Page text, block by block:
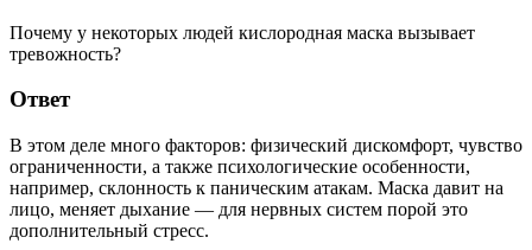
Почему у некоторых людей кислородная маска вызывает
тревожность?
Ответ
В этом деле много факторов: физический дискомфорт, чувство
ограниченности, а также психологические особенности,
например, склонность к паническим атакам. Маска давит на
лицо, меняет дыхание — для нервных систем порой это
дополнительный стресс.